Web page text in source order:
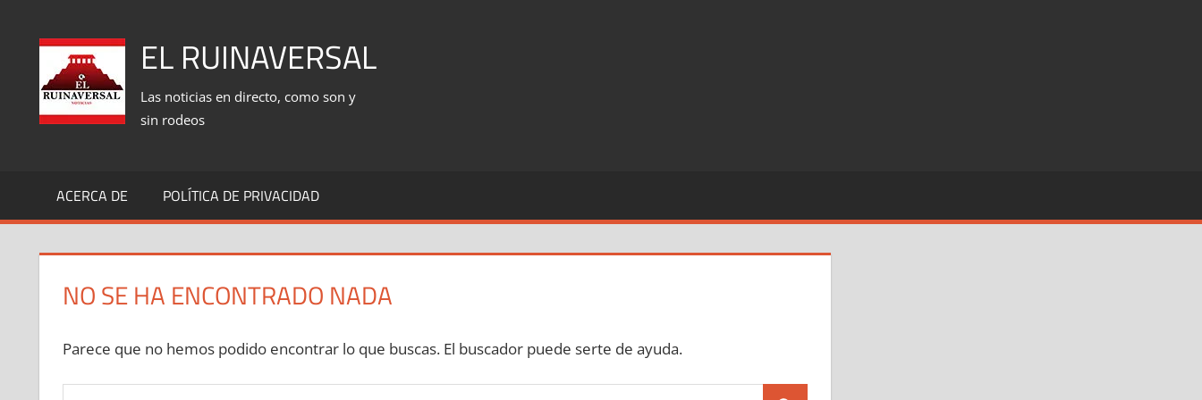
contenido
EL RUINAVERSAL
Las noticias en directo, como son y
sin rodeos
ACERCA DE POLÍTICA DE PRIVACIDAD
NO SE HA ENCONTRADO NADA
Parece que no hemos podido encontrar lo que buscas. El buscador puede serte de ayuda.